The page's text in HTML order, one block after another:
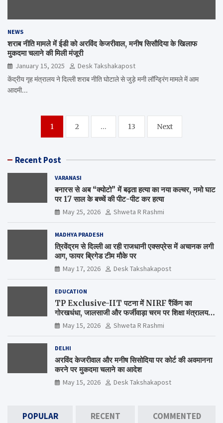
NEWS
शराब नीति मामले में ईडी को अरविंद केजरीवाल, मनीष सिसौदिया के खिलाफ
मुकदमा चलाने की मिली मंजूरी
January 15, 2025
Desk Takshakapost
केंद्रीय गृह मंत्रालय ने दिल्ली शराब नीति घोटाले से जुड़े मनी लॉन्ड्रिंग मामले में आम
आदमी…
navigation
1 2 … 13 Next
Recent Post
VARANASI
बनारस से अब “क्योटो” में बढ़ता हत्या का नया कल्चर, नमो घाट
पर 17 साल के बच्चें की पीट-पीट कर हत्या
May 25, 2026 Shweta R Rashmi
MADHYA PRADESH
त्रिवेंद्रम से दिल्ली आ रही राजधानी एक्सप्रेस में अचानक लगी
आग, फायर ब्रिगेड टीम मौके पर
May 17, 2026 Desk Takshakapost
EDUCATION
TP Exclusive-IIT पटना में NIRF रैंकिंग का
गोरखधंधा, जालसाजी और फर्जीवाड़ा चरम पर शिक्षा मंत्रालय
कब जागेगा ?
May 15, 2026 Shweta R Rashmi
DELHI
अरविंद केजरीवाल और मनीष सिसोदिया पर कोर्ट की अवमानना
करने पर मुकदमा चलाने का आदेश
May 15, 2026 Desk Takshakapost
POPULAR RECENT COMMENTED